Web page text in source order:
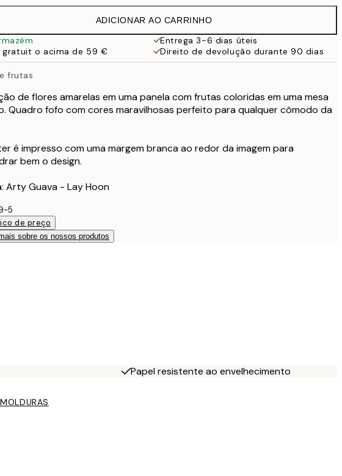
38 €
ADICIONAR AO CARRINHO
Entrega 3-6 dias úteis
gratuit o acima de 59 €
Direito de devolução durante 90 dias
frutas
de flores amarelas em uma panela com frutas coloridas em uma mesa
Quadro fofo com cores maravilhosas perfeito para qualquer cômodo da
é impresso com uma margem branca ao redor da imagem para
bem o design.
Arty Guava - Lay Hoon
5
de preço
sobre os nossos produtos
Papel resistente ao envelhecimento